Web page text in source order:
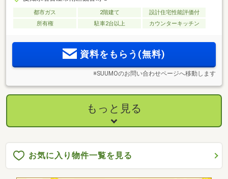
都市ガス 2階建て
設計住宅性能評価付
所有権
駐車2台以上 カウンターキッチン
資料をもらう(無料)
※SUUMOのお問い合わせページへ移動します
もっと見る
お気に入り物件一覧を見る